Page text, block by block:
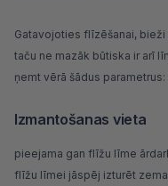
Gatavojoties flīzēšanai,
taču ne mazāk būtiska ir arī
ņemt vērā šādus parametrus:
Izmantošanas vieta
pieejama gan flīžu līme
flīžu līmei jāspēj izturēt